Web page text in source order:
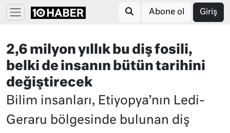
Abone ol Giriş
2,6 milyon yıllık bu diş fosili,
belki de insanın bütün tarihini
değiştirecek
Bilim insanları, Etiyopya’nın Ledi-
Geraru bölgesinde bulunan diş